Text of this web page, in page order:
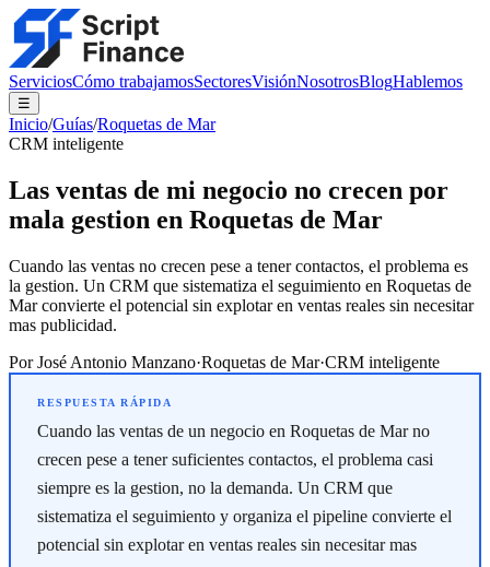
ServiciosCómo trabajamosSectoresVisiónNosotrosBlogHablemos
☰
Inicio/Guías/Roquetas de Mar
CRM inteligente
Las ventas de mi negocio no crecen por
mala gestion en Roquetas de Mar
Cuando las ventas no crecen pese a tener contactos, el problema es
la gestion. Un CRM que sistematiza el seguimiento en Roquetas de
Mar convierte el potencial sin explotar en ventas reales sin necesitar
mas publicidad.
PorJosé Antonio Manzano·Roquetas de Mar·CRM inteligente
Cuando las ventas de un negocio en Roquetas de Mar no
crecen pese a tener suficientes contactos, el problema casi
siempre es la gestion, no la demanda. Un CRM que
sistematiza el seguimiento y organiza el pipeline convierte el
potencial sin explotar en ventas reales sin necesitar mas